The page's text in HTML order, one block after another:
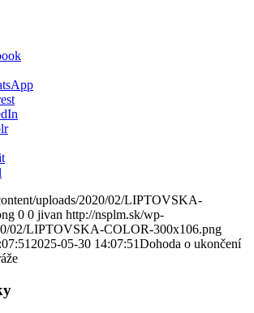
uploads/2020/02/LIPTOVSKA-
0 0 jivan http://nsplm.sk/wp-
02/LIPTOVSKA-COLOR-300x106.png
2025-05-30 14:07:51Dohoda o ukončení